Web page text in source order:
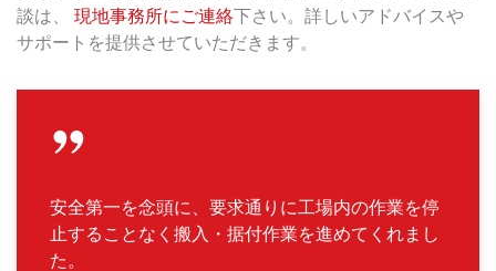
談は、
現地事務所にご連絡下さい。詳しいアドバイスや
サポートを提供させていただきます。
安全第一を念頭に、要求通りに工場内の作業を停
止することなく搬入・据付作業を進めてくれまし
た。